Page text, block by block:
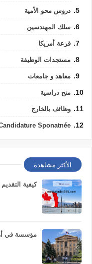
دروس محو الأمية
سلك المهندسين
قرعة أمريكا
مستجدات الوظيفة
معاهد و جامعات
منح دراسية
وظائف بالخارج
Sponatnée
الأكثر مشاهدة
كيفية التقديم
مؤسسة في